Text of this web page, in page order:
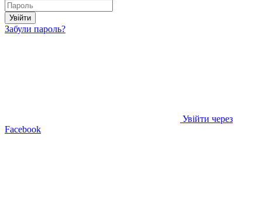
Увійти
Забули пароль?
Увійти через
Facebook